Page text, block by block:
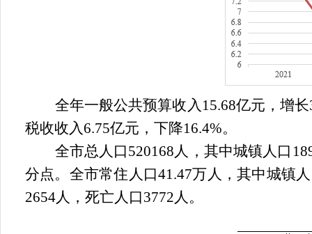
全年一般公共预算收入 15.68亿元，增长
税收收入6.75亿元，下降16.4%。
全市总人口520168人，其中城镇人口
分点。全市常住人口41.47万人，其中城镇
2654人，死亡人口3772人。